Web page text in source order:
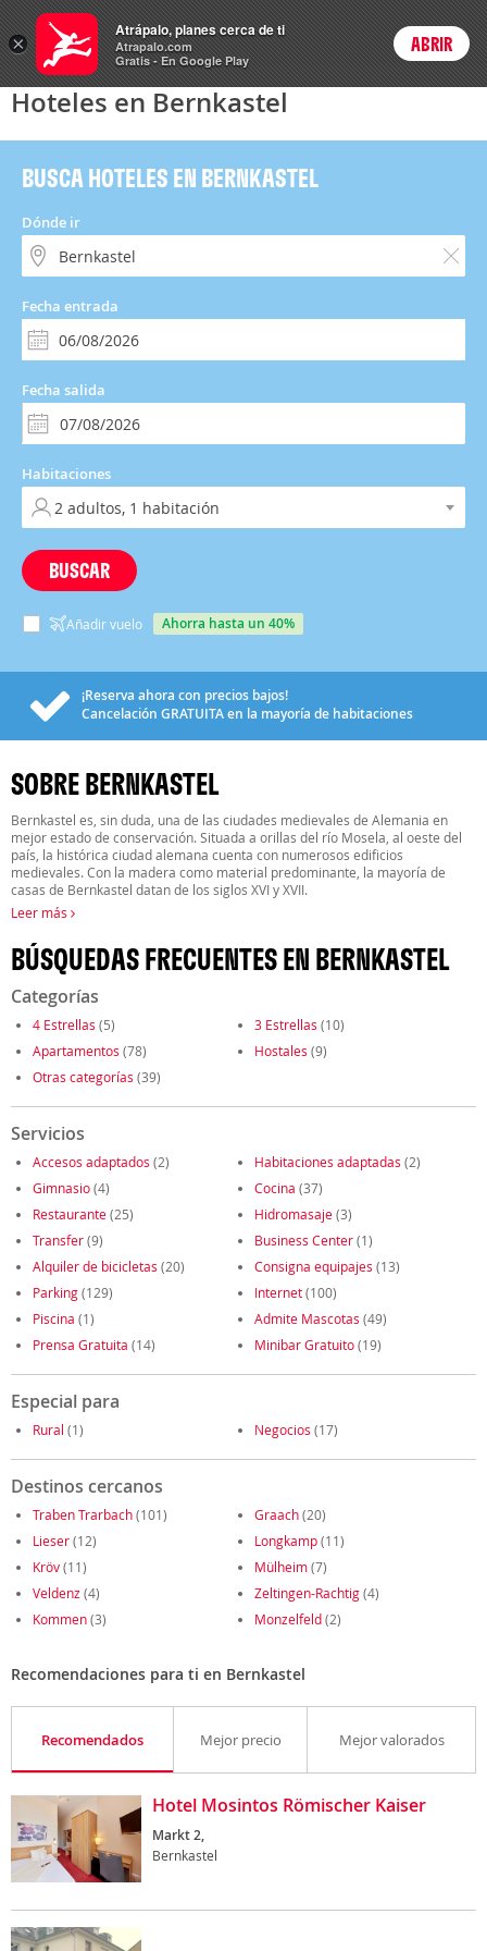
Hoteles Login
Hoteles en Bernkastel
BUSCA HOTELES EN BERNKASTEL
Dónde ir
Fecha entrada
Fecha salida
Habitaciones
BUSCAR
Añadir vuelo ahorra hasta un 40%
¡Reserva ahora con precios bajos!
Cancelación GRATUITAen la mayoría de habitaciones
SOBRE BERNKASTEL
Bernkastel es, sin duda, una de las ciudades medievales de Alemania en
mejor estado de conservación. Situada a orillas del río Mosela, al oeste del
país, la histórica ciudad alemana cuenta con numerosos edificios
medievales. Con la madera como material predominante, la mayoría de
casas de Bernkastel datan de los siglos XVI y XVII.
Leer más
BÚSQUEDAS FRECUENTES EN BERNKASTEL
Categorías
4 Estrellas (5) 3 Estrellas (10)
Apartamentos (78) Hostales (9)
Otras categorías (39)
Servicios
Accesos adaptados (2) Habitaciones adaptadas (2)
Gimnasio(4) Cocina (37)
Restaurante(25) Hidromasaje(3)
Transfer(9) Business Center(1)
Alquiler de bicicletas (20) Consigna equipajes (13)
Parking(129) Internet(100)
Piscina (1) Admite Mascotas (49)
Prensa Gratuita (14) Minibar Gratuito(19)
Especial para
Rural (1) Negocios (17)
Destinos cercanos
Traben Trarbach(101) Graach(20)
Lieser(12) Longkamp(11)
Kröv(11) Mülheim(7)
Veldenz (4) Zeltingen-Rachtig(4)
Kommen(3) Monzelfeld(2)
Recomendaciones para ti en Bernkastel
Recomendados Mejor precio Mejor valorados
Hotel Mosintos Römischer Kaiser
Markt 2,
Bernkastel
×
Atrápalo, planes cerca de ti
Atrapalo.com
Gratis - En Google Play
ABRIR